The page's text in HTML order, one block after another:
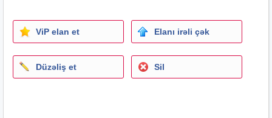
ViP elan et Elanı irəli çək
Düzəliş et Sil